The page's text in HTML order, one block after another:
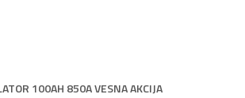
100AH 850A VESNA AKCIJA